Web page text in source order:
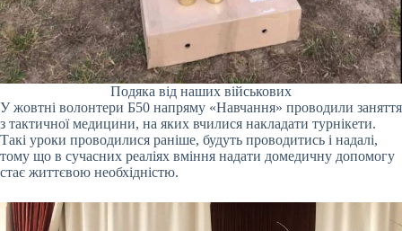
Подяка від наших військових
У жовтні волонтери Б50 напряму «Навчання» проводили заняття
з тактичної медицини, на яких вчилися накладати турнікети.
Такі уроки проводилися раніше, будуть проводитись і надалі,
тому що в сучасних реаліях вміння надати домедичну допомогу
стає життєвою необхідністю.